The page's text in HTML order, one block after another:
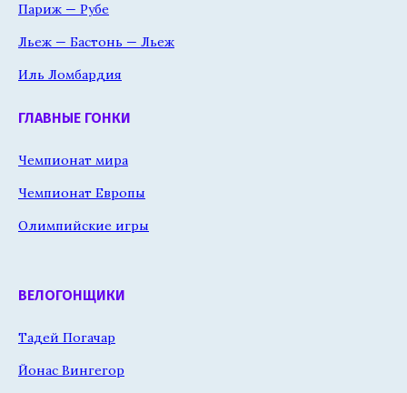
Париж — Рубе
Льеж — Бастонь — Льеж
Иль Ломбардия
ГЛАВНЫЕ ГОНКИ
Чемпионат мира
Чемпионат Европы
Олимпийские игры
ВЕЛОГОНЩИКИ
Тадей Погачар
Йонас Вингегор